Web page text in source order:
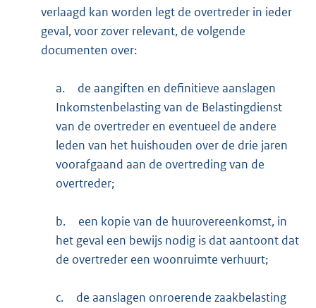
verlaagd kan worden legt de overtreder in ieder
geval, voor zover relevant, de volgende
documenten over:
a.
de aangiften en definitieve aanslagen
Inkomstenbelasting van de Belastingdienst
van de overtreder en eventueel de andere
leden van het huishouden over de drie jaren
voorafgaand aan de overtreding van de
overtreder;
b.
een kopie van de huurovereenkomst, in
het geval een bewijs nodig is dat aantoont dat
de overtreder een woonruimte verhuurt;
c.
de aanslagen onroerende zaakbelasting